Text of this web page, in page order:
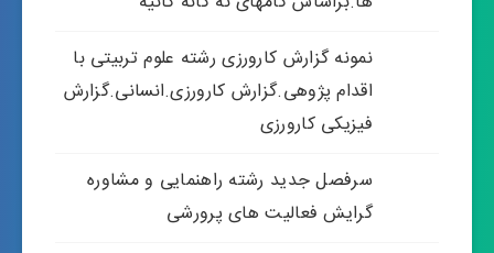
نمونه گزارش کارورزی رشته علوم تربیتی با
اقدام پژوهی.گزارش کارورزی.انسانی.گزارش
فیزیکی کارورزی
سرفصل جدید رشته راهنمایی و مشاوره
گرایش فعالیت های پرورشی